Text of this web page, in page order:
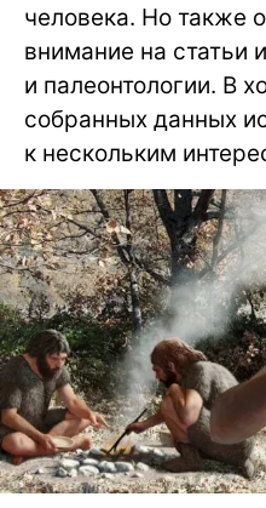
человека. Но также
внимание на статьи
и палеонтологии. В
собранных данных
к нескольким